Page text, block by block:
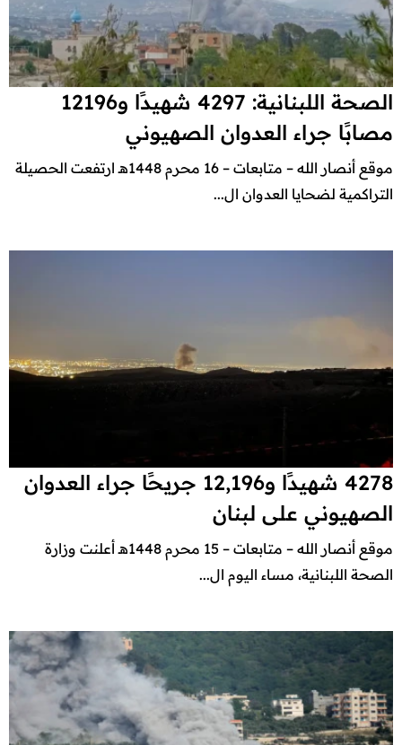
الصحة اللبنانية: 4297 شهيدًا و12196
مصابًا جراء العدوان الصهيوني
موقع أنصار الله – متابعات – 16 محرم 1448هـ ارتفعت الحصيلة
التراكمية لضحايا العدوان ال...
4278 شهيدًا و12,196 جريحًا جراء العدوان
الصهيوني على لبنان
موقع أنصار الله – متابعات – 15 محرم 1448هـ أعلنت وزارة
الصحة اللبنانية، مساء اليوم ال...